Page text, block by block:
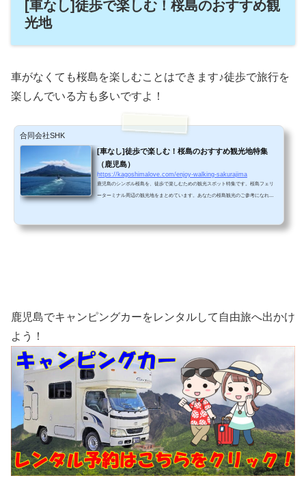
[車なし]徒歩で楽しむ！桜島のおすすめ観
光地
車がなくても桜島を楽しむことはできます♪徒歩で旅行を
楽しんでいる方も多いですよ！
合同会社SHK
[車なし]徒歩で楽しむ！桜島のおすすめ観光地特集
（鹿児島）
https://kagoshimalove.com/enjoy-walking-sakurajima
鹿児島のシンボル桜島を、徒歩で楽しむための観光スポット特集です。桜島フェリ
ーターミナル周辺の観光地をまとめています。あなたの桜島観光のご参考になれば
鹿児島でキャンピングカーをレンタルして自由旅へ出かけ
よう！